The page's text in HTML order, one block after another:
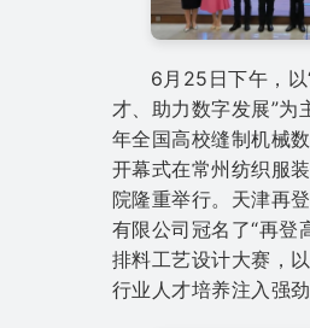
6月25日下午，以
才、助力数字发展”为
年全国高校缝制机械
开幕式在常州纺织服
院隆重举行。天津再
有限公司冠名了“再登
排料工艺设计大赛，
行业人才培养注入强劲